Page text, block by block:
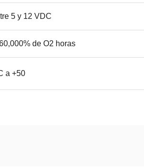
5 y 12 VDC
de O2 horas
a +50